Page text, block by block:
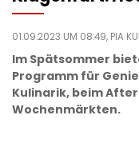
01.09.2023 UM 08:49, PIA
Im Spätsommer
Programm für
Kulinarik, beim
Wochenmärkten.